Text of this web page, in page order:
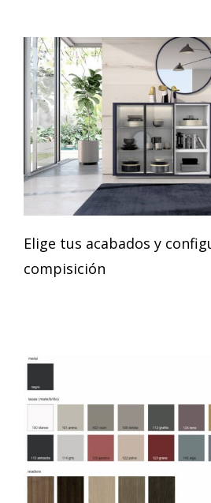
Elige tus acabados y
compisición